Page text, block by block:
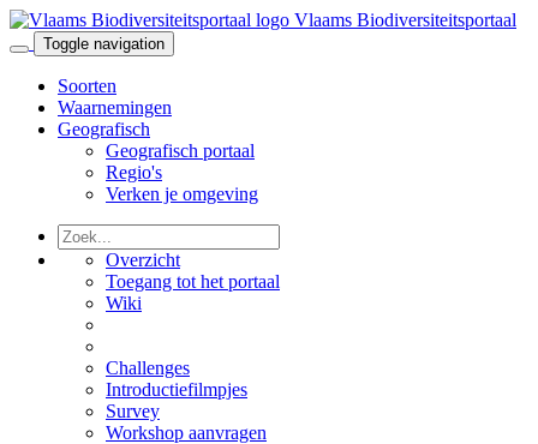
Vlaams Biodiversiteitsportaal
Toggle navigation
Soorten
Waarnemingen
Geografisch
Geografisch portaal
Regio's
Verken je omgeving
Overzicht
Toegang tot het portaal
Wiki
Challenges
Introductiefilmpjes
Survey
Workshop aanvragen